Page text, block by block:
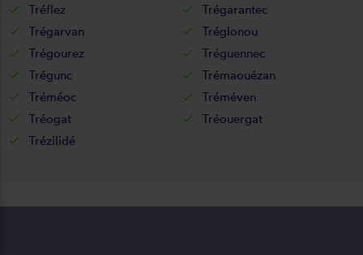
Tréflez
Trégarantec
Trégarvan
Tréglonou
Trégourez
Tréguennec
Trégunc
Trémaouézan
Tréméoc
Tréméven
Tréogat
Tréouergat
Trézilidé